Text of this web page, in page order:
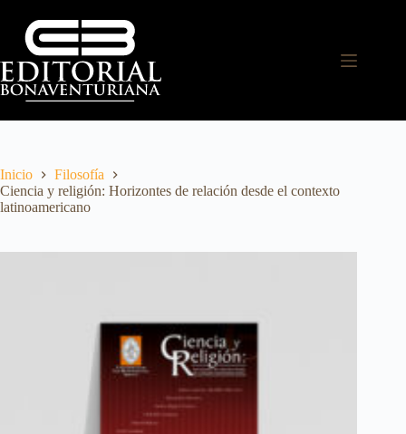
Inicio
Filosofía
Ciencia y religión: Horizontes de relación desde el contexto
latinoamericano